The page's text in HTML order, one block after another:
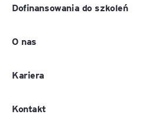
Dofinansowania do szkoleń
O nas
Kariera
Kontakt